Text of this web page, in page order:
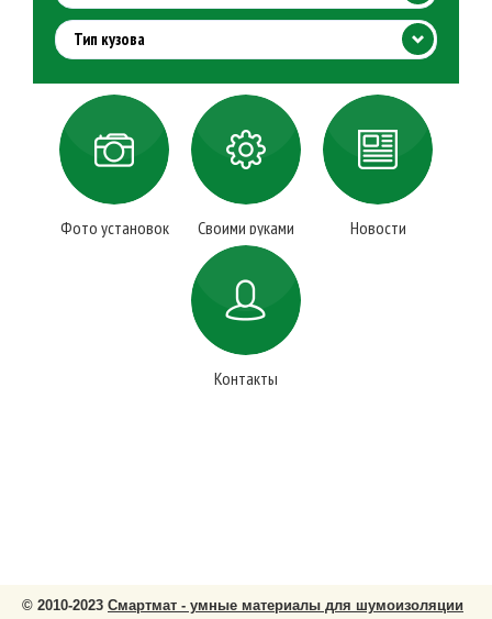
Тип кузова
Фото установок Своими руками Новости
Контакты
© 2010-2023 Смартмат - умные материалы для шумоизоляции